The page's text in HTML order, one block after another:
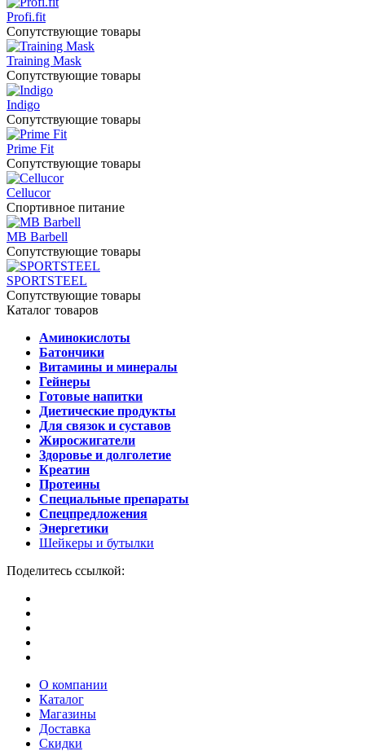
Profi.fit
Сопутствующие товары
Training Mask
Сопутствующие товары
Indigo
Сопутствующие товары
Prime Fit
Сопутствующие товары
Cellucor
Спортивное питание
MB Barbell
Сопутствующие товары
SPORTSTEEL
Сопутствующие товары
Каталог товаров
Аминокислоты
Батончики
Витамины и минералы
Гейнеры
Готовые напитки
Диетические продукты
Для связок и суставов
Жиросжигатели
Здоровье и долголетие
Креатин
Протеины
Специальные препараты
Спецпредложения
Энергетики
Шейкеры и бутылки
Поделитесь ссылкой:
О компании
Каталог
Магазины
Доставка
Скидки